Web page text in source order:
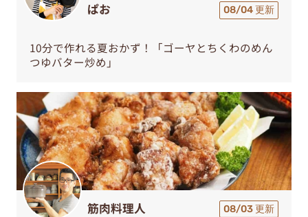
ぱお 08/04 更新
10分で作れる夏おかず！「ゴーヤとちくわのめん
つゆバター炒め」
筋肉料理人 08/03 更新